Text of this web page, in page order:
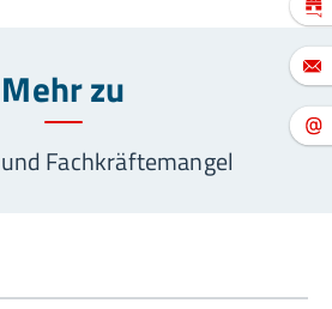
Mehr zu
Fachkräftemangel